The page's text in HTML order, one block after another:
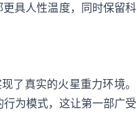
具人性温度，同时保留科
了真实的火星重力环境。
为模式，这让第一部广受